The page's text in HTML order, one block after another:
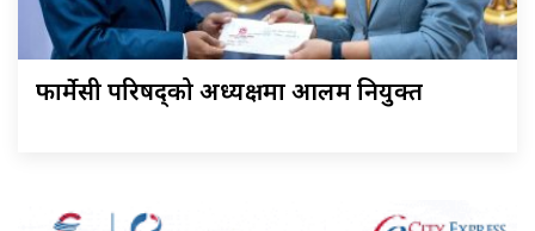
फार्मेसी परिषद्को अध्यक्षमा आलम नियुक्त